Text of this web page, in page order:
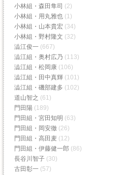
小林組・森田隼司 (2)
小林組・用丸雅也 (1)
小林組・山本貴宏 (34)
小林組・野村隆文 (32)
澁江俊一 (667)
澁江組・奥村広乃 (113)
澁江組・松岡康 (106)
澁江組・田中真輝 (101)
澁江組・磯部建多 (102)
道山智之 (61)
門田陽 (189)
門田組・宮田知明 (63)
門田組・岡安徹 (26)
門田組・高田麦 (12)
門田組・伊藤健一郎 (86)
長谷川智子 (30)
古田彰一 (57)